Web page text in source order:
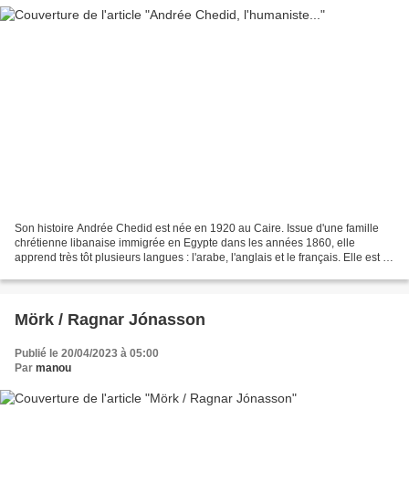
Son histoire Andrée Chedid est née en 1920 au Caire. Issue d'une famille
chrétienne libanaise immigrée en Egypte dans les années 1860, elle
apprend très tôt plusieurs langues : l'arabe, l'anglais et le français. Elle est à
Mörk / Ragnar Jónasson
Publié le 20/04/2023 à 05:00
Par manou